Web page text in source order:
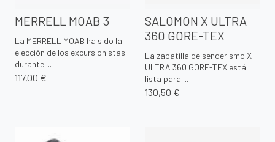
MERRELL MOAB 3
La MERRELL MOAB ha sido la
elección de los excursionistas
durante ...
117,00 €
SALOMON X ULTRA
360 GORE-TEX
La zapatilla de senderismo X-
ULTRA 360 GORE-TEX está
lista para ...
130,50 €